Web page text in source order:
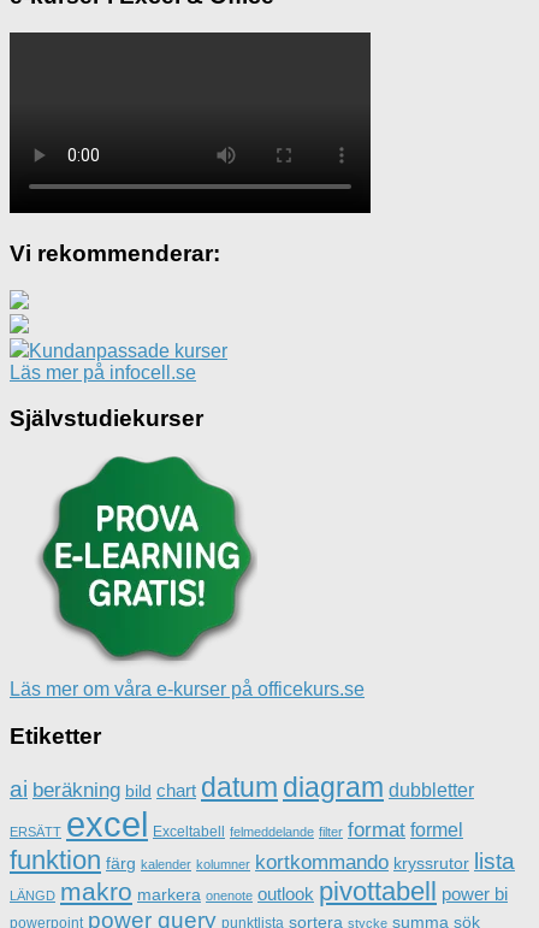
Vi rekommenderar:
Kundanpassade kurser
Läs mer på infocell.se
Självstudiekurser
Läs mer om våra e-kurser på officekurs.se
Etiketter
ai beräkning bild chart datum diagram dubbletter
ERSÄTT excel Exceltabell felmeddelande filter format formel
funktion färg kalender kolumner kortkommando kryssrutor lista
LÄNGD makro markera onenote outlook pivottabell power bi
powerpoint power query punktlista sortera stycke summa sök